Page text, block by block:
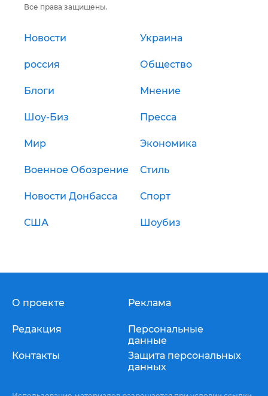
Все права защищены.
Новости Украина
россия Общество
Блоги Мнение
Шоу-Биз Пресса
Мир Экономика
Военное Обозрение Стиль
Новости Донбасса Спорт
США Шоубиз
О проекте
Редакция
Контакты
Реклама
Персональные
данные
Защита персональных
данных